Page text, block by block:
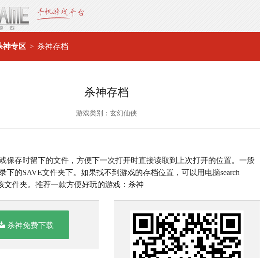
神专区 杀神存档
杀神存档
游戏类别：玄幻仙侠
保存时留下的文件，方便下一次打开时直接读取到上次打开的位置。一般
下的SAVE文件夹下。如果找不到游戏的存档位置，可以用电脑search
文件夹。推荐一款方便好玩的游戏：杀神
杀神免费下载